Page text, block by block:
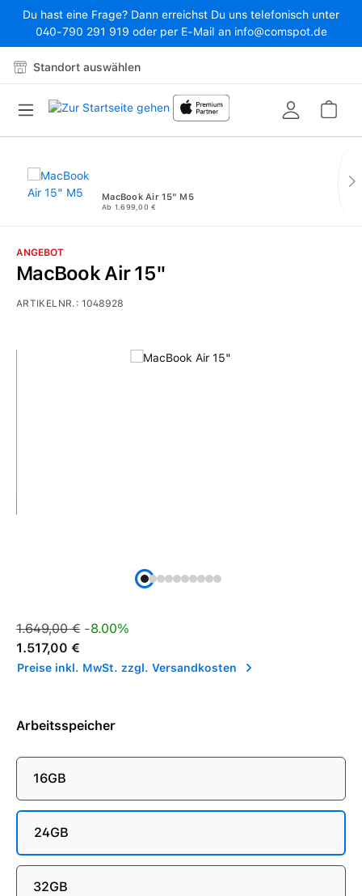
Zum Hauptinhalt springen
Du hast eine Frage? Dann erreichst Du uns telefonisch unter
040-790 291 919 oder per E-Mail an info@comspot.de
Standort auswählen
MacBook Air 15" M5
Ab 1.699,00 €
Bildergalerie überspringen
ANGEBOT
MacBook Air 15"
ARTIKELNR.:1048928
Verkaufspreis:
Regulärer Preis:
1.649,00 € -8.00%
1.517,00 €
Preise inkl. MwSt. zzgl. Versandkosten
Arbeitsspeicher
16GB
24GB
32GB